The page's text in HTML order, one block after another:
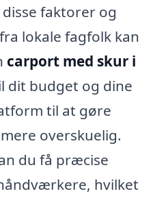
faktorer og
lokale fagfolk kan
carport med skur i
dit budget og dine
til at gøre
overskuelig.
du få præcise
hvilket